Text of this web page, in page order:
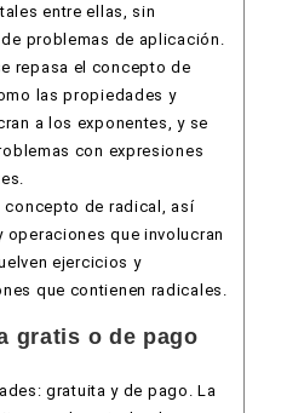
entre ellas, sin
problemas de aplicación.
repasa el concepto de
las propiedades y
a los exponentes, y se
con expresiones
concepto de radical, así
que involucran
ejercicios y
que contienen radicales.
gratis o de pago
gratuita y de pago. La